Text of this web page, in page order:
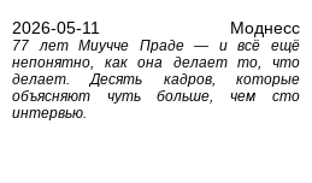
2026-05-11 Моднесс
77 лет Миучче Праде — и всё ещё
непонятно, как она делает то, что
делает. Десять кадров, которые
объясняют чуть больше, чем сто
интервью.